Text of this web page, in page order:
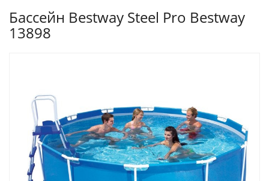
Бассейн Bestway Steel Pro Bestway
13898